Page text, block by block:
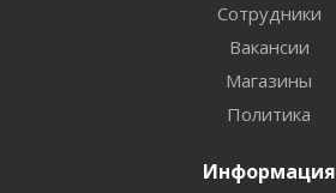
Сотрудники
Вакансии
Магазины
Политика
Информация